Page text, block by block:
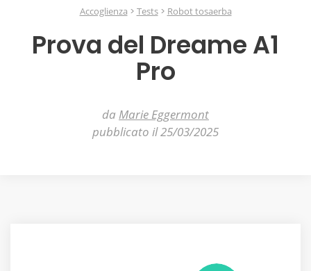
Accoglienza Tests Robot tosaerba
Prova del Dreame A1
Pro
da Marie Eggermont
pubblicato il 25/03/2025